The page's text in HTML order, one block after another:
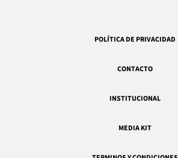
POLÍTICA DE PRIVACIDAD
CONTACTO
INSTITUCIONAL
MEDIA KIT